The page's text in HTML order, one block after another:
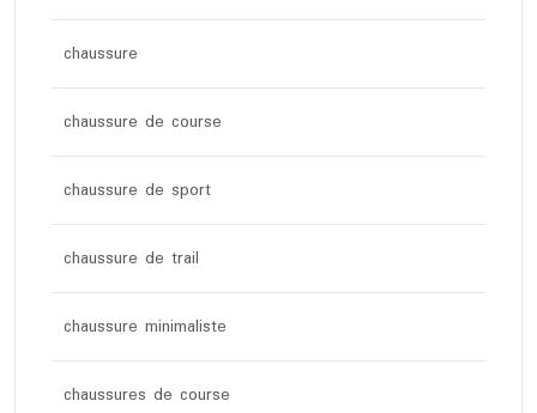
chaussure
chaussure de course
chaussure de sport
chaussure de trail
chaussure minimaliste
chaussures de course